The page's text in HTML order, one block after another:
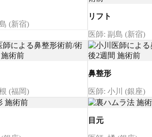
(新宿)
リフト
医師: 副島 (新宿)
(福岡)
鼻整形
医師: 小川 (銀座)
目元